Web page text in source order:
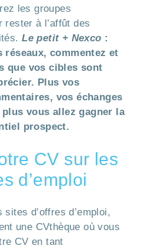
les groupes
rester à l’affût des
Le petit + Nexco :
réseaux, commentez et
que vos cibles sont
Plus vos
vos échanges
vous allez gagner la
prospect.
CV sur les
d’emploi
d’offres d’emploi,
une CVthèque où vous
CV en tant